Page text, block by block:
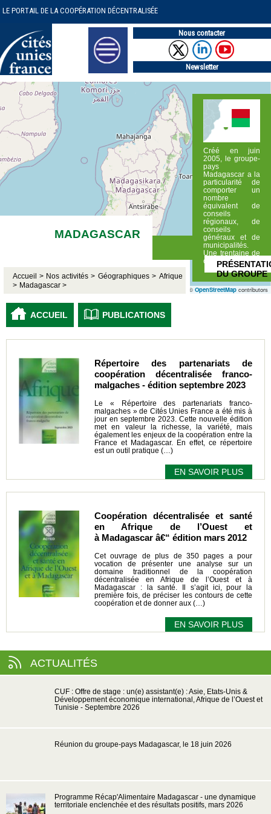
LE PORTAIL DE LA COOPÉRATION DÉCENTRALISÉE
Nous contacter
Newsletter
MADAGASCAR
Accueil > Nos activités > Géographiques > Afrique
> Madagascar >
Créé en juin
2005, le groupe-
pays
Madagascar a la
particularité de
comporter un
nombre
équivalent de
conseils
régionaux, de
conseils
généraux et de
municipalités.
Une trentaine de
collectivités (…)
DU GROUPE
© OpenStreetMap contributors
ACCUEIL PUBLICATIONS
Répertoire des partenariats de
coopération décentralisée franco-
malgaches - édition septembre 2023
Le « Répertoire des partenariats franco-
malgaches » de Cités Unies France a été mis à
jour en septembre 2023. Cette nouvelle édition
met en valeur la richesse, la variété, mais
également les enjeux de la coopération entre la
France et Madagascar. En effet, ce répertoire
est un outil pratique (…)
EN SAVOIR PLUS
Coopération décentralisée et santé
en Afrique de l’Ouest et
à Madagascar â€“ édition mars 2012
Cet ouvrage de plus de 350 pages a pour
vocation de présenter une analyse sur un
domaine traditionnel de la coopération
décentralisée en Afrique de l’Ouest et à
Madagascar : la santé. Il s’agit ici, pour la
première fois, de préciser les contours de cette
coopération et de donner aux (…)
EN SAVOIR PLUS
ACTUALITÉS
CUF : Offre de stage : un(e) assistant(e) : Asie, Etats-Unis &
Développement économique international, Afrique de l’Ouest et
Tunisie - Septembre 2026
Réunion du groupe-pays Madagascar, le 18 juin 2026
Programme Récap'Alimentaire Madagascar - une dynamique
territoriale enclenchée et des résultats positifs, mars 2026